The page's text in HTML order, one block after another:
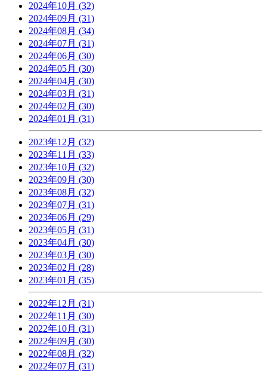
2024年10月 (32)
2024年09月 (31)
2024年08月 (34)
2024年07月 (31)
2024年06月 (30)
2024年05月 (30)
2024年04月 (30)
2024年03月 (31)
2024年02月 (30)
2024年01月 (31)
2023年12月 (32)
2023年11月 (33)
2023年10月 (32)
2023年09月 (30)
2023年08月 (32)
2023年07月 (31)
2023年06月 (29)
2023年05月 (31)
2023年04月 (30)
2023年03月 (30)
2023年02月 (28)
2023年01月 (35)
2022年12月 (31)
2022年11月 (30)
2022年10月 (31)
2022年09月 (30)
2022年08月 (32)
2022年07月 (31)